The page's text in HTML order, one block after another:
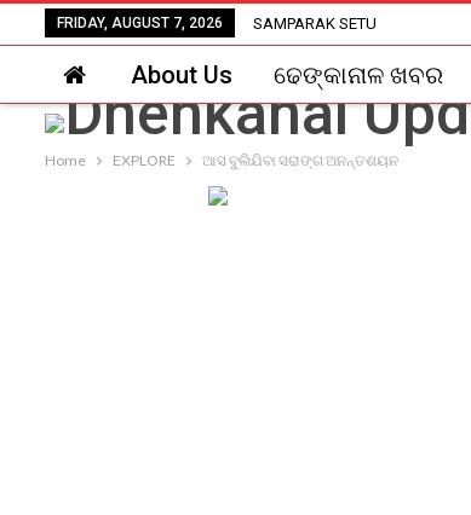
FRIDAY, AUGUST 7, 2026 SAMPARAK SETU
About Us ଢେଙ୍କାନାଳ ଖବର
Home EXPLORE ଆସ ବୁଲିଯିବା ସରାଙ୍ଗ ଅନନ୍ତଶୟନ